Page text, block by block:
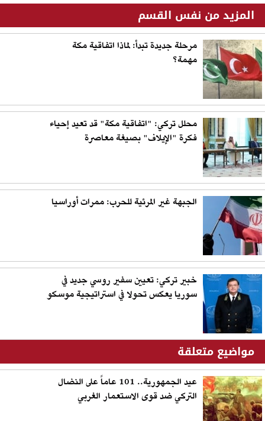
المزيد من نفس القسم
مرحلة جديدة تبدأ: لماذا اتفاقية مكة
مهمة؟
محلل تركي: "اتفاقية مكة" قد تعيد إحياء
فكرة "الإيلاف" بصيغة معاصرة
الجبهة غير المرئية للحرب: ممرات أوراسيا
خبير تركي: تعيين سفير روسي جديد في
سوريا يعكس تحولا في استراتيجية موسكو
مواضيع متعلقة
عيد الجمهورية.. 101 عاماً على النضال
التركي ضد قوى الاستعمار الغربي